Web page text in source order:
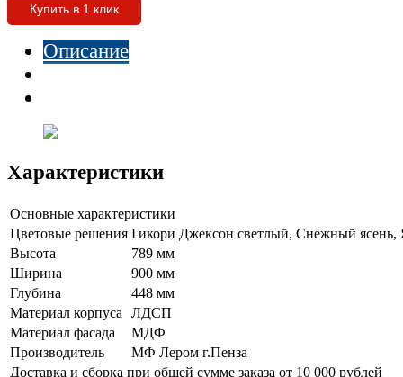
Купить в 1 клик
Описание
Характеристики
Основные характеристики
Цветовые решения Гикори Джексон светлый, Снежный ясень,
Высота
789 мм
Ширина
900 мм
Глубина
448 мм
Материал корпуса
ЛДСП
Материал фасада
МДФ
Производитель
МФ Лером г.Пенза
Доставка и сборка при общей сумме заказа от 10 000 рублей